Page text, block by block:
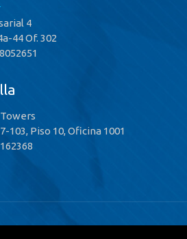
4
44 Of. 302
103, Piso 10, Oficina 1001